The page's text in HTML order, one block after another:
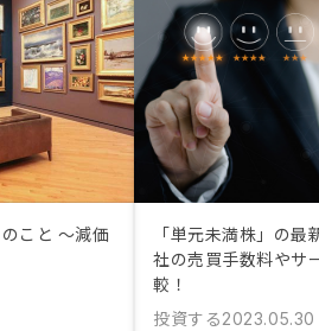
こと 〜減価
「単元未満株」の
社の売買手数料やサ
較！
投資する2023.05.30